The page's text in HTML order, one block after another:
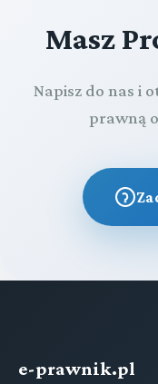
Masz
Napisz do nas i
prawną
e-prawnik.pl